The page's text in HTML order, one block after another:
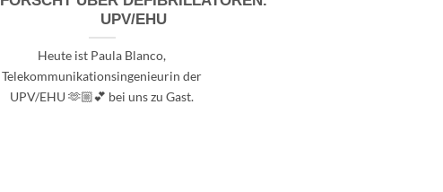
UPV/EHU
Heute ist Paula Blanco,
Telekommunikationsingenieurin der
UPV/EHU 🫶🏼💕 bei uns zu Gast.